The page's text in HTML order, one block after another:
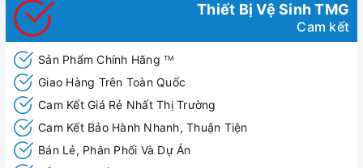
Thiết Bị Vệ Sinh TMG
Cam kết
Sản Phẩm Chính Hãng TM
Giao Hàng Trên Toàn Quốc
Cam Kết Giá Rẻ Nhất Thị Trường
Cam Kết Bảo Hành Nhanh, Thuận Tiện
Bán Lẻ, Phân Phối Và Dự Án